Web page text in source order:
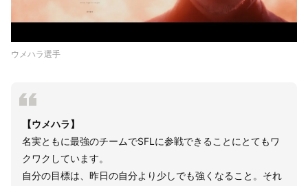
ウメハラ選手
【ウメハラ】
名実ともに最強のチームでSFLに参戦できることにとてもワ
クワクしています。
自分の目標は、昨日の自分より少しでも強くなること。それ